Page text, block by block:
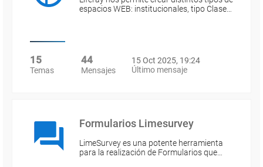
espacios WEB: institucionales, tipo Clase…
15
Temas
44
Mensajes
15 Oct 2025, 19:24
Último mensaje
Formularios Limesurvey
LimeSurvey es una potente herramienta
para la realización de Formularios que…